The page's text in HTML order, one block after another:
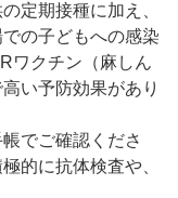
定期接種に加え、
の子どもへの感染
ワクチン（麻しん
い予防効果があり
でご確認くださ
的に抗体検査や、